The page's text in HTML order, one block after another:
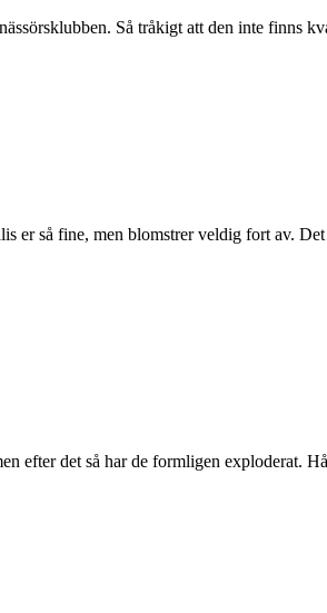
Så tråkigt att den inte finns
er så fine, men blomstrer veldig fort av.
efter det så har de formligen exploderat.